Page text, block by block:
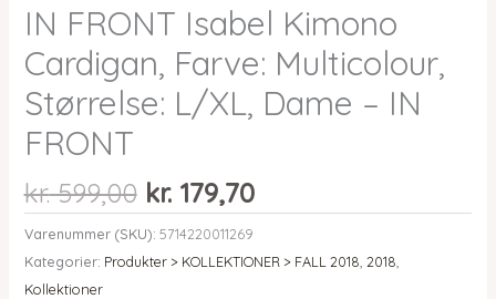
IN FRONT Isabel Kimono
Cardigan, Farve: Multicolour,
Størrelse: L/XL, Dame – IN
FRONT
kr.599,00 Den
oprindelige
pris
var:
kr.179,70Den
aktuelle
er:
Varenummer (SKU): 5714220011269
Kategorier: Produkter > KOLLEKTIONER > FALL 2018 2018
Kollektioner